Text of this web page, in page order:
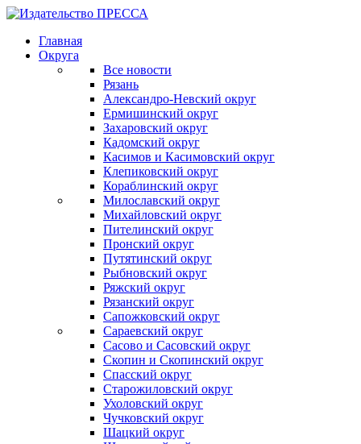
Главная
Округа
Все новости
Рязань
Александро-Невский округ
Ермишинский округ
Захаровский округ
Кадомский округ
Касимов и Касимовский округ
Клепиковский округ
Кораблинский округ
Милославский округ
Михайловский округ
Пителинский округ
Пронский округ
Путятинский округ
Рыбновский округ
Ряжский округ
Рязанский округ
Сапожковский округ
Сараевский округ
Сасово и Сасовский округ
Скопин и Скопинский округ
Спасский округ
Старожиловский округ
Ухоловский округ
Чучковский округ
Шацкий округ